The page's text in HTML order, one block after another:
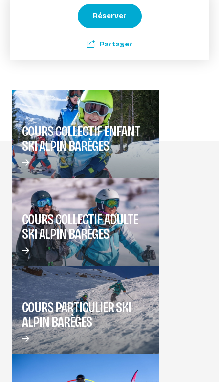
Réserver
Partager
COURS COLLECTIF ENFANT
SKI ALPIN BARÈGES
COURS COLLECTIF ADULTE
SKI ALPIN BARÈGES
COURS PARTICULIER SKI
ALPIN BARÈGES